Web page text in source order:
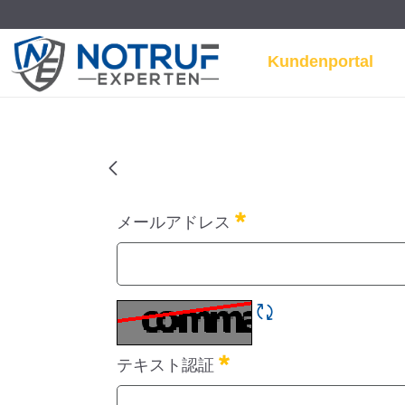
Kundenportal
パスワード再発行
メールアドレス
必須
テキスト認証
必須